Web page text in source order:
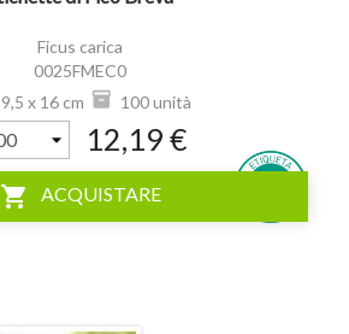
Ficus carica
0025FMEC0
9,5 x 16 cm
100 unità
12,19 €
shopping_cart ACQUISTARE